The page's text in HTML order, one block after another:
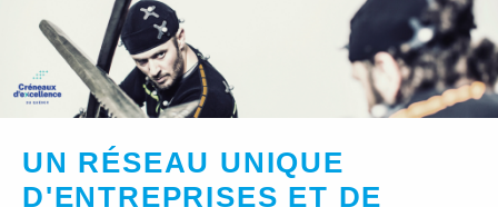
UN RÉSEAU UNIQUE
D'ENTREPRISES ET DE